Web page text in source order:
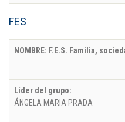
FES
NOMBRE: F.E.S. Familia,
Líder del grupo:
ÁNGELA MARIA PRADA